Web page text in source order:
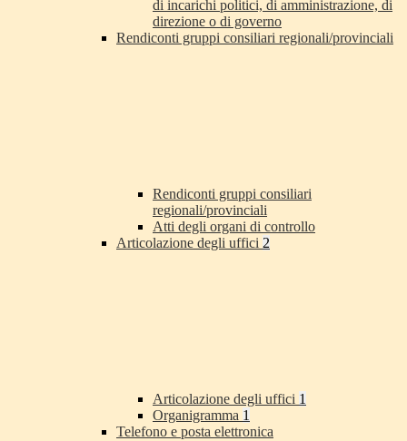
di incarichi politici, di amministrazione, di
direzione o di governo
Rendiconti gruppi consiliari regionali/provinciali
Rendiconti gruppi consiliari
regionali/provinciali
Atti degli organi di controllo
Articolazione degli uffici 2
Articolazione degli uffici 1
Organigramma 1
Telefono e posta elettronica